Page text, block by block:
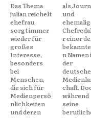
Das Thema
julian reichelt
ehefrau
sorgt immer
wieder für
großes
Interesse,
besonders
bei
Menschen,
die sich für
Medienpersö
nlichkeiten
und deren
als Journalist
und
ehemaliger
Chefredakteu
r einer der
bekannteste
n Namen in
der
deutschen
Medienlands
chaft. Doch
während
seine
berufliche